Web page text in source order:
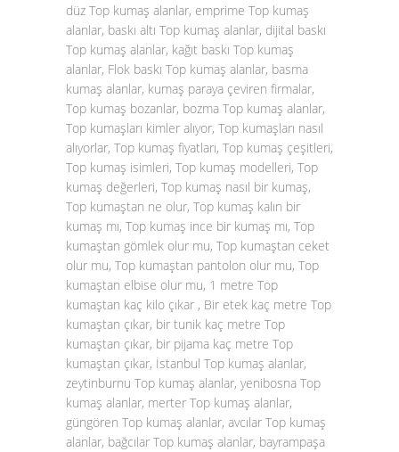
düz Top kumaş alanlar, emprime Top kumaş
alanlar, baskı altı Top kumaş alanlar, dijital baskı
Top kumaş alanlar, kağıt baskı Top kumaş
alanlar, Flok baskı Top kumaş alanlar, basma
kumaş alanlar, kumaş paraya çeviren firmalar,
Top kumaş bozanlar, bozma Top kumaş alanlar,
Top kumaşları kimler alıyor, Top kumaşları nasıl
alıyorlar, Top kumaş fiyatları, Top kumaş çeşitleri,
Top kumaş isimleri, Top kumaş modelleri, Top
kumaş değerleri, Top kumaş nasıl bir kumaş,
Top kumaştan ne olur, Top kumaş kalın bir
kumaş mı, Top kumaş ince bir kumaş mı, Top
kumaştan gömlek olur mu, Top kumaştan ceket
olur mu, Top kumaştan pantolon olur mu, Top
kumaştan elbise olur mu, 1 metre Top
kumaştan kaç kilo çıkar , Bir etek kaç metre Top
kumaştan çıkar, bir tunik kaç metre Top
kumaştan çıkar, bir pijama kaç metre Top
kumaştan çıkar, İstanbul Top kumaş alanlar,
zeytinburnu Top kumaş alanlar, yenibosna Top
kumaş alanlar, merter Top kumaş alanlar,
güngören Top kumaş alanlar, avcılar Top kumaş
alanlar, bağcılar Top kumaş alanlar, bayrampaşa